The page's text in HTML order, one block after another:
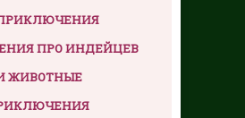
ПРО ИНДЕЙЦЕВ
ЖИВОТНЫЕ